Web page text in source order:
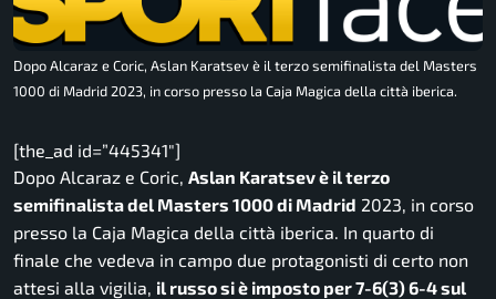
Dopo Alcaraz e Coric, Aslan Karatsev è il terzo semifinalista del Masters
1000 di Madrid 2023, in corso presso la Caja Magica della città iberica.
[the_ad id=”445341″]
Dopo Alcaraz e Coric, Aslan Karatsev è il terzo
semifinalista del Masters 1000 di Madrid 2023, in corso
presso la Caja Magica della città iberica. In quarto di
finale che vedeva in campo due protagonisti di certo non
attesi alla vigilia, il russo si è imposto per 7-6(3) 6-4 sul